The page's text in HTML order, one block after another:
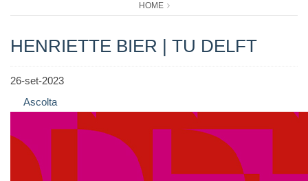
HOME
HENRIETTE BIER | TU DELFT
26-set-2023
Ascolta